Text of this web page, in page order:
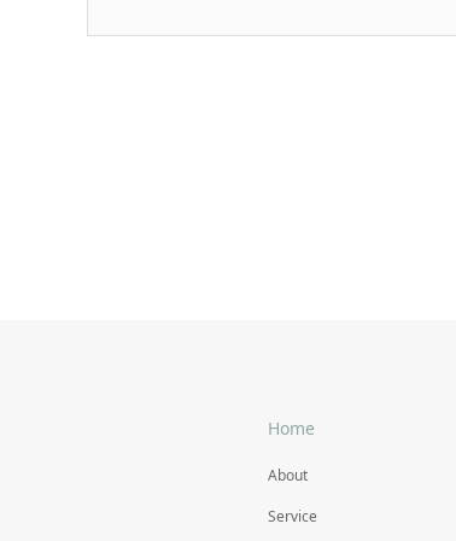
Home
About
Service